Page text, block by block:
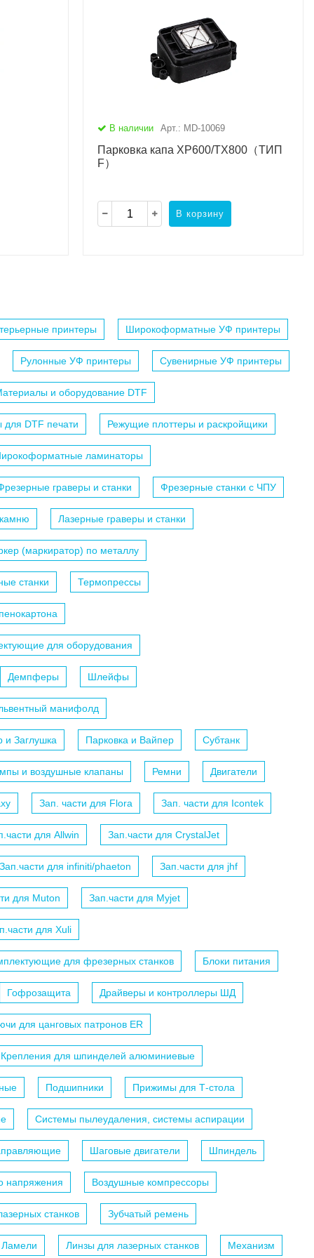
В наличии Арт.: MD-10069
Парковка капа XP600/TX800（ТИП
F）
В корзину
принтеры Широкоформатные УФ принтеры
Рулонные УФ принтеры Сувенирные УФ принтеры
и оборудование DTF
DTF печати Режущие плоттеры и раскройщики
ламинаторы
граверы и станки Фрезерные станки с ЧПУ
Лазерные граверы и станки
(маркиратор) по металлу
станки Термопрессы
для оборудования
Демпферы Шлейфы
манифолд
и Заглушка Парковка и Вайпер Субтанк
и воздушные клапаны Ремни Двигатели
Зап. части для Flora Зап. части для Icontek
для Allwin Зап.части для CrystalJet
Зап.части для infiniti/phaeton Зап.части для jhf
для Muton Зап.части для Myjet
для Xuli
для фрезерных станков Блоки питания
Гофрозащита Драйверы и контроллеры ШД
для цанговых патронов ER
Крепления для шпинделей алюминиевые
Подшипники Прижимы для Т-стола
Системы пылеудаления, системы аспирации
Шаговые двигатели Шпиндель
напряжения Воздушные компрессоры
станков Зубчатый ремень
Ламели Линзы для лазерных станков Механизм